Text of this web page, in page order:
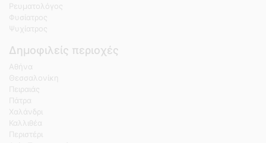
Ρευματολόγος
Φυσίατρος
Ψυχίατρος
Δημοφιλείς περιοχές
Αθήνα
Θεσσαλονίκη
Πειραιάς
Πάτρα
Χαλάνδρι
Καλλιθέα
Περιστέρι